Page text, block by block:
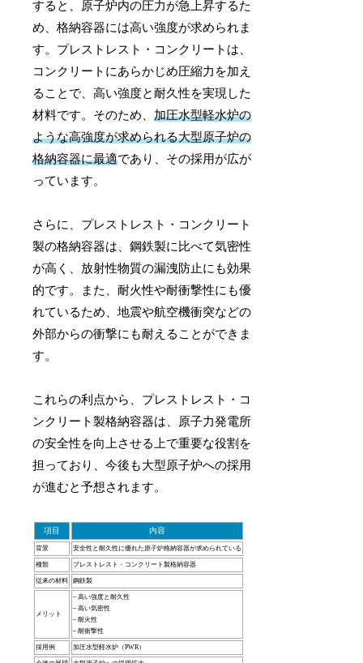
すると、原子炉内の圧力が急上昇するた
め、格納容器には高い強度が求められま
す。プレストレスト・コンクリートは、
コンクリートにあらかじめ圧縮力を加え
ることで、高い強度と耐久性を実現した
材料です。そのため、加圧水型軽水炉の
ような高強度が求められる大型原子炉の
格納容器に最適であり、その採用が広が
っています。
さらに、プレストレスト・コンクリート
製の格納容器は、鋼鉄製に比べて気密性
が高く、放射性物質の漏洩防止にも効果
的です。また、耐火性や耐衝撃性にも優
れているため、地震や航空機衝突などの
外部からの衝撃にも耐えることができま
す。
これらの利点から、プレストレスト・コ
ンクリート製格納容器は、原子力発電所
の安全性を向上させる上で重要な役割を
担っており、今後も大型原子炉への採用
が進むと予想されます。
項目 内容
背景 安全性と耐久性に優れた原子炉格納容器が求められている
種類 プレストレスト・コンクリート製格納容器
従来の材料 鋼鉄製
メリット
– 高い強度と耐久性
– 高い気密性
– 耐火性
– 耐衝撃性
採用例 加圧水型軽水炉（PWR）